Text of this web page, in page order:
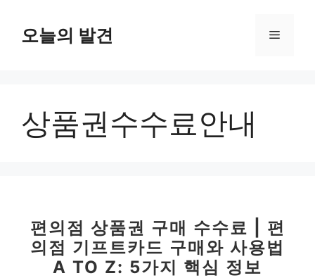
오늘의 발견 메
상품권수수료안내
편의점 상품권 구매 수수료 | 편
의점 기프트카드 구매와 사용법
A TO Z: 5가지 핵심 정보